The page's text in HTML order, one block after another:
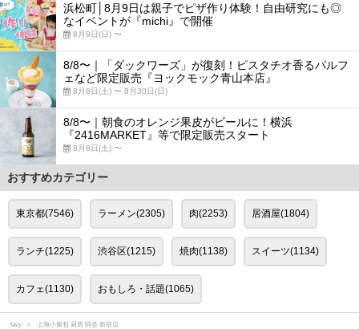
浜松町│8月9日は親子でピザ作り体験！自由研究にも◎
なイベントが『michi』で開催
8月9日(日) 〜
8/8〜｜「ダックワーズ」が復刻！ピスタチオ香るパルフ
ェなど限定販売『ヨックモック青山本店』
8月8日(土) 〜 8月30日(日)
8/8〜｜朝食のオレンジ果皮がビールに！横浜
『2416MARKET』等で限定販売スタート
8月8日(土) 〜
おすすめカテゴリー
東京都(7546) ラーメン(2305) 肉(2253) 居酒屋(1804)
ランチ(1225) 渋谷区(1215) 焼肉(1138) スイーツ(1134)
カフェ(1130) おもしろ・話題(1065)
favy 上海小籠包 厨房 阿杏 新宿店